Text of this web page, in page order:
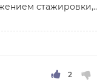
стажировки,
Дз быстрая, но,
вопросы